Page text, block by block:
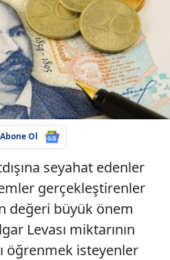
Abone Ol
seyahat edenler
gerçekleştirenler
değeri büyük önem
Levası miktarının
öğrenmek isteyenler